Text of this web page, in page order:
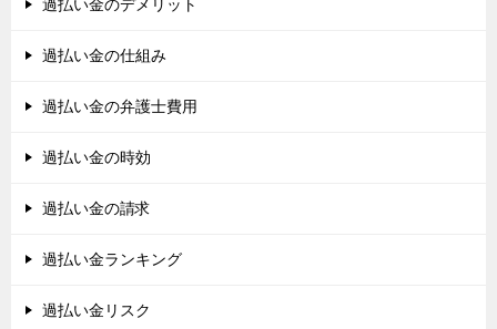
過払い金のデメリット
過払い金の仕組み
過払い金の弁護士費用
過払い金の時効
過払い金の請求
過払い金ランキング
過払い金リスク